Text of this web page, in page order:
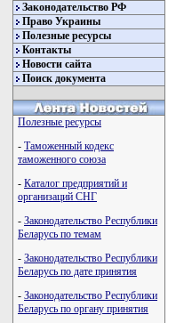
Законодательство РФ
Право Украины
Полезные ресурсы
Контакты
Новости сайта
Поиск документа
Полезные ресурсы
- Таможенный кодекс
таможенного союза
- Каталог предприятий и
организаций СНГ
- Законодательство Республики
Беларусь по темам
- Законодательство Республики
Беларусь по дате принятия
- Законодательство Республики
Беларусь по органу принятия